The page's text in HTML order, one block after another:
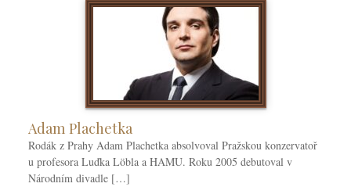
Adam Plachetka
Rodák z Prahy Adam Plachetka absolvoval Pražskou konzervatoř
u profesora Luďka Löbla a HAMU. Roku 2005 debutoval v
Národním divadle […]